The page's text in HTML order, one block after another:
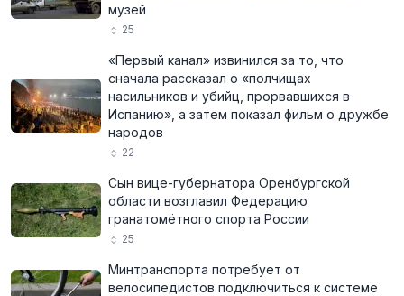
музей
25
«Первый канал» извинился за то, что
сначала рассказал о «полчищах
насильников и убийц, прорвавшихся в
Испанию», а затем показал фильм о дружбе
народов
22
Сын вице-губернатора Оренбургской
области возглавил Федерацию
гранатомётного спорта России
25
Минтранспорта потребует от
велосипедистов подключиться к системе